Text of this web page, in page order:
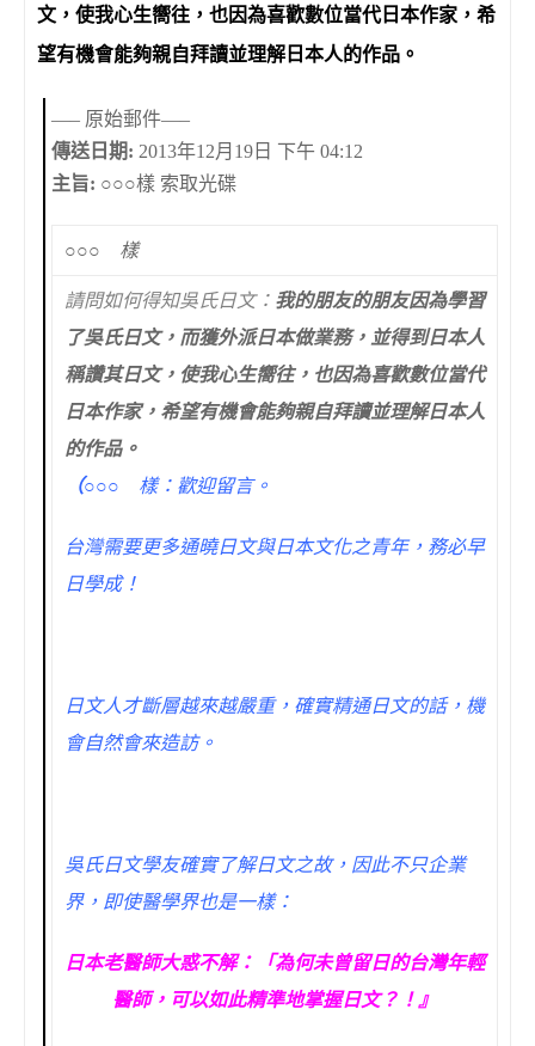
文，使我心生嚮往，也因為喜歡數位當代日本作家，希
望有機會能夠親自拜讀並理解日本人的作品。
—– 原始郵件—–
傳送日期: 2013年12月19日 下午 04:12
主旨: ○○○樣 索取光碟
○○○ 樣
請問如何得知吳氏日文： 我的朋友的朋友因為學習
了吳氏日文，而獲外派日本做業務，並得到日本人
稱讚其日文，使我心生嚮往，也因為喜歡數位當代
日本作家，希望有機會能夠親自拜讀並理解日本人
的作品。
（○○○ 樣：歡迎留言。
台灣需要更多通曉日文與日本文化之青年，務必早
日學成！
日文人才斷層越來越嚴重，確實精通日文的話，機
會自然會來造訪。
吳氏日文學友確實了解日文之故，因此不只企業
界，即使醫學界也是一樣：
日本老醫師大惑不解：「為何未曾留日的台灣年輕
醫師，可以如此精準地掌握日文？！』